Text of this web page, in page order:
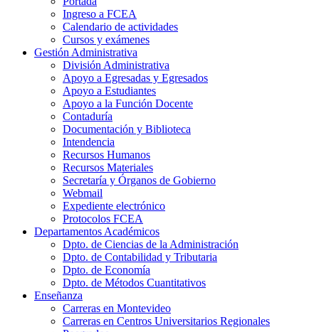
Ingreso a FCEA
Calendario de actividades
Cursos y exámenes
Gestión Administrativa
División Administrativa
Apoyo a Egresadas y Egresados
Apoyo a Estudiantes
Apoyo a la Función Docente
Contaduría
Documentación y Biblioteca
Intendencia
Recursos Humanos
Recursos Materiales
Secretaría y Órganos de Gobierno
Webmail
Expediente electrónico
Protocolos FCEA
Departamentos Académicos
Dpto. de Ciencias de la Administración
Dpto. de Contabilidad y Tributaria
Dpto. de Economía
Dpto. de Métodos Cuantitativos
Enseñanza
Carreras en Montevideo
Carreras en Centros Universitarios Regionales